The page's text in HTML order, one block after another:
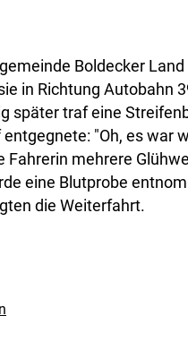
Boldecker
in Richtung Autobahn
später traf eine
"Oh, es war
Fahrerin mehrere
eine Blutprobe
die Weiterfahrt.